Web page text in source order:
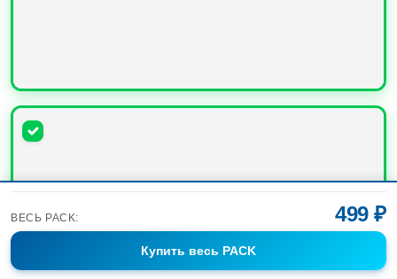
ВЕСЬ PACK: 499 ₽
Купить весь PACK
УВЕЛИЧИТЬ